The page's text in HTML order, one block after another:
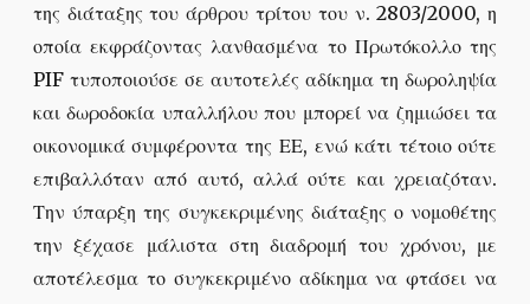
της διάταξης του άρθρου τρίτου του ν. 2803/2000, η
οποία εκφράζοντας λανθασμένα το Πρωτόκολλο της
PIF τυποποιούσε σε αυτοτελές αδίκημα τη δωροληψία
και δωροδοκία υπαλλήλου που μπορεί να ζημιώσει τα
οικονομικά συμφέροντα της ΕΕ, ενώ κάτι τέτοιο ούτε
επιβαλλόταν από αυτό, αλλά ούτε και χρειαζόταν.
Την ύπαρξη της συγκεκριμένης διάταξης ο νομοθέτης
την ξέχασε μάλιστα στη διαδρομή του χρόνου, με
αποτέλεσμα το συγκεκριμένο αδίκημα να φτάσει να